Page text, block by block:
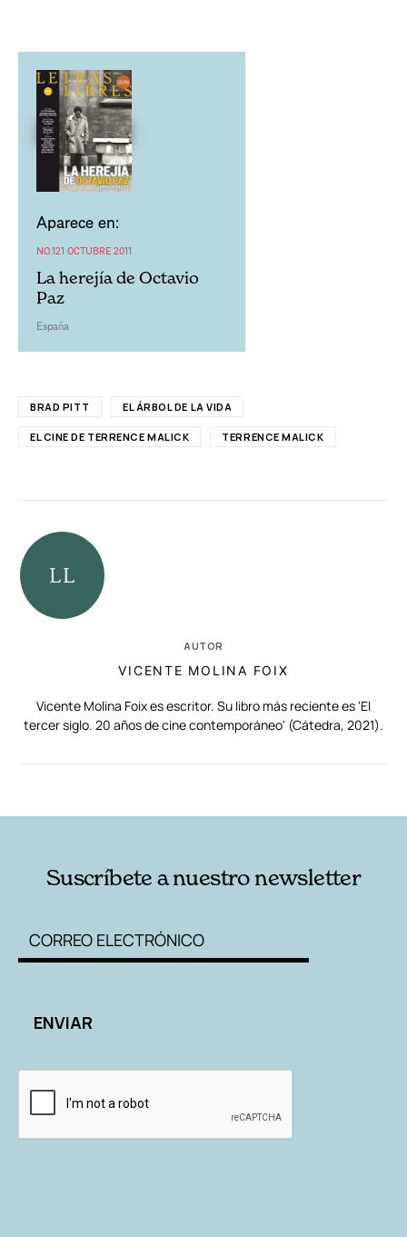
Aparece en:
NO.121 OCTUBRE 2011
La herejía de Octavio
Paz
España
BRAD PITT EL ÁRBOL DE LA VIDA
EL CINE DE TERRENCE MALICK TERRENCE MALICK
AUTOR
VICENTE MOLINA FOIX
Vicente Molina Foix es escritor. Su libro más reciente es 'El
tercer siglo. 20 años de cine contemporáneo' (Cátedra, 2021).
Suscríbete a nuestro newsletter